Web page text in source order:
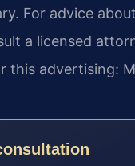
For advice
a licensed
this advertising: